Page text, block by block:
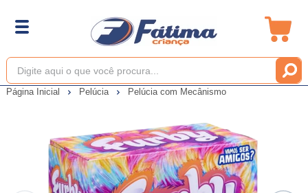
Página Inicial Pelúcia Pelúcia com Mecânismo